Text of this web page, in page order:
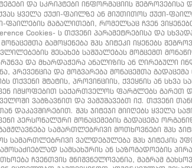
და სკრიპტები ინფორმაციის
ყველა ქუქი-ფაილზე ან მიუთითოს ქუქი-
მაგალითები, რომელსაც ჩვენ
Cookies- ს თქვენი პარამეტრებისა და
გამოყენება შპს ჯიტეკი იყენებს
შესახებ საშუალებას მოგცემთ
და მხარდაჭერა ანალიზის ან ღირებული
პრევენცია და მოგვარება მონაცემთა
შტატის, პროვინციის, ქვეყნის ან სხვა
იმყოფებით საქართველოს ფარგლებს
ვაგზავნით და ვამუშავებთ იქ. თქვენი
დაკავშირებით. შპს ჯიტეჯი მიიღებს ყველა
პერსონალური მონაცემების გადაცემა
Სამართლებრივი მოთხოვნები შპს
სამართლებრივი ვალდებულება შპს ჯიტეკის
სამსახურის ან საზოგადოების
ჩვენთვის მნიშვნელოვანია, მაგრამ